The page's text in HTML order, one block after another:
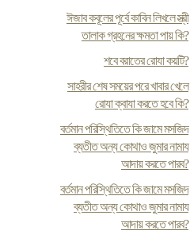
ঈজাব কবূলের পূর্বে কাবিন লিখলে স্ত্রী
তালাক গ্রহনের ক্ষমতা পায় কি?
শবে বরাতের রোযা কয়টি?
সাহরীর শেষ সময়ের পরে খাবার খেলে
রোযা ক্বাযা করতে হবে কি?
বর্তমান পরিস্থিতিতে কি জামে মসজিদ
ব্যতীত অন্য কোথাও জুমার নামায
আদায় করতে পারব?
বর্তমান পরিস্থিতিতে কি জামে মসজিদ
ব্যতীত অন্য কোথাও জুমার নামায
আদায় করতে পারব?